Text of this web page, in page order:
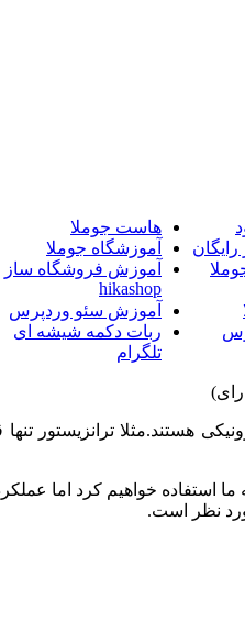
هاست جوملا
آموزشگاه جوملا
آموزش فروشگاه ساز
hikashop
آموزش سئو وردپرس
ربات دکمه شیشه ای
تلگرام
هستند.مثلا ترانزیستور
هستند که ما استفاده خواهیم
نظر است.